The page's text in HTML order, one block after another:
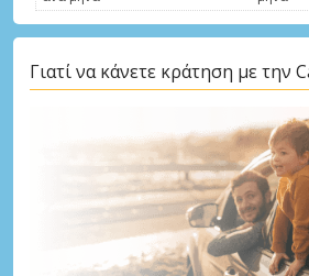
Γιατί να κάνετε κράτηση με την
Μεγάλες
Αποκτήστε πρόσβαση σε
προσφορές συνεργατών